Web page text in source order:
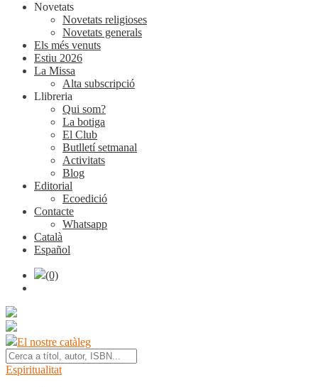
Novetats
Novetats religioses
Novetats generals
Els més venuts
Estiu 2026
La Missa
Alta subscripció
Llibreria
Qui som?
La botiga
El Club
Butlletí setmanal
Activitats
Blog
Editorial
Ecoedició
Contacte
Whatsapp
Català
Español
(0)
El nostre catàleg
Espiritualitat